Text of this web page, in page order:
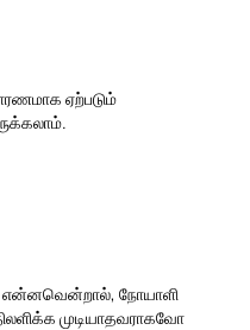
ஏற்படும்
நோயாளி
முடியாதவராகவோ